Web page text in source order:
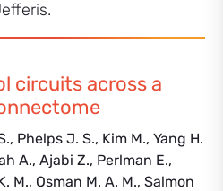
circuits across a
Phelps J. S., Kim M., Yang H.
A., Ajabi Z., Perlman E.,
M., Osman M. A. M., Salmon